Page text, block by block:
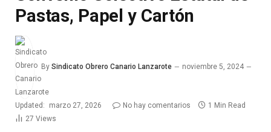
Pastas, Papel y Cartón
By Sindicato Obrero Canario Lanzarote noviembre 5, 2024
Updated: marzo 27, 2026 No hay comentarios
1 Min Read
27 Views